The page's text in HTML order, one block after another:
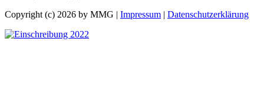
Copyright (c) 2026 by MMG | Impressum | Datenschutzerklärung